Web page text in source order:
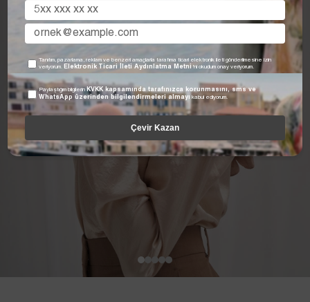
Tanıtım, pazarlama, reklam ve benzeri amaçlarla tarafıma ticari elektronik ileti gönderilmesine izin
veriyorum. Elektronik Ticari İleti Aydınlatma Metni 'ni okudum onay veriyorum.
Paylaştığım bilgilerin KVKK kapsamında tarafınızca korunmasını, sms ve
WhatsApp üzerinden bilgilendirmeleri almayı
kabul ediyorum.
Çevir Kazan